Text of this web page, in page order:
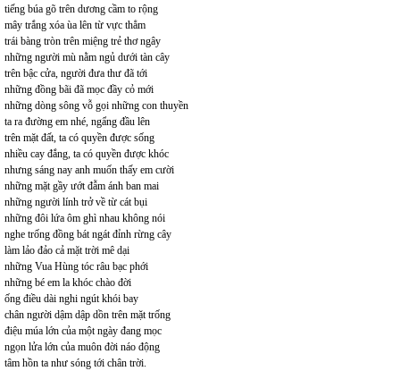
tiếng búa gõ trên dương cầm to rộng
mây trắng xóa ùa lên từ vực thẳm
trái bàng tròn trên miệng trẻ thơ ngây
những người mù nằm ngủ dưới tàn cây
trên bậc cửa, người đưa thư đã tới
những đồng bãi đã mọc đầy cỏ mới
những dòng sông vỗ gọi những con thuyền
ta ra đường em nhé, ngẩng đầu lên
trên mặt đất, ta có quyền được sống
nhiều cay đắng, ta có quyền được khóc
nhưng sáng nay anh muốn thấy em cười
những mặt gầy ướt đẫm ánh ban mai
những người lính trở về từ cát bụi
những đôi lứa ôm ghì nhau không nói
nghe trống đồng bát ngát đỉnh rừng cây
làm lảo đảo cả mặt trời mê dại
những Vua Hùng tóc râu bạc phới
những bé em la khóc chào đời
ống điều dài nghi ngút khói bay
chân người dậm dập dồn trên mặt trống
điệu múa lớn của một ngày đang mọc
ngọn lửa lớn của muôn đời náo động
tâm hồn ta như sóng tới chân trời.